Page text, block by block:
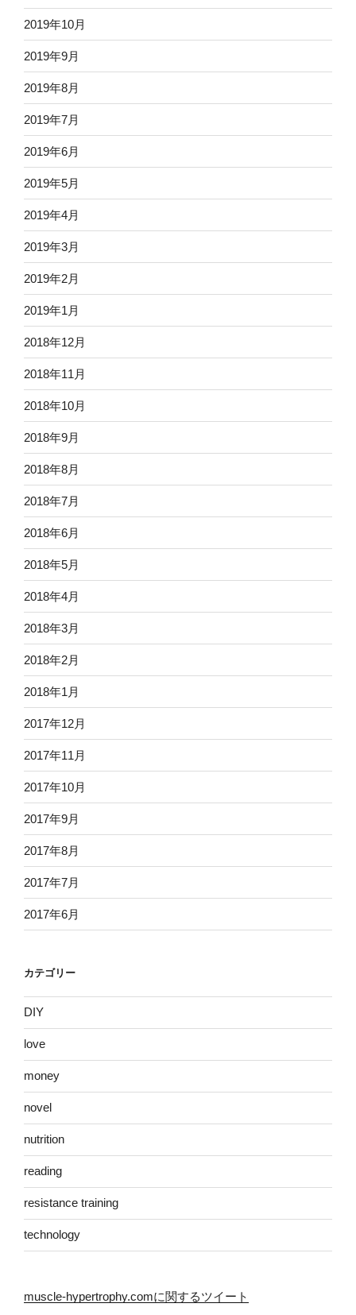
2019年10月
2019年9月
2019年8月
2019年7月
2019年6月
2019年5月
2019年4月
2019年3月
2019年2月
2019年1月
2018年12月
2018年11月
2018年10月
2018年9月
2018年8月
2018年7月
2018年6月
2018年5月
2018年4月
2018年3月
2018年2月
2018年1月
2017年12月
2017年11月
2017年10月
2017年9月
2017年8月
2017年7月
2017年6月
カテゴリー
DIY
love
money
novel
nutrition
reading
resistance training
technology
muscle-hypertrophy.comに関するツイート